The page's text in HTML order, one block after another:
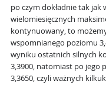
po czym dokładnie tak jak
wielomiesięcznych
kontynuowany, to
wspomnianego poziomu
wyniku ostatnich silnych
3,3900, natomiast po jego
3,3650, czyli ważnych